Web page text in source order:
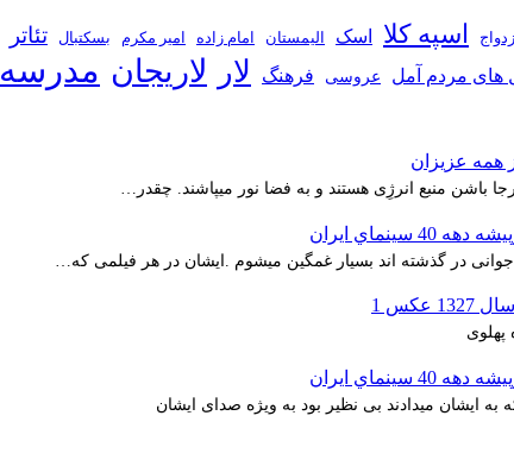
ازدواج اسپه کلا اسک الیمستان امام زاده امیر مکرم بسکتبال تئاتر
های مردم آمل عروسی فرهنگ لار لاریجان مدرسه
همه عزیزان
باشن منبع انرژِی هستند و به فضا نور میپاشند. چقدر…
ايران
در گذشته اند بسیار غمگین میشوم .ایشان در هر فیلمی که…
1
ايران
ایشان میدادند بی نظیر بود به ویژه صدای ایشان